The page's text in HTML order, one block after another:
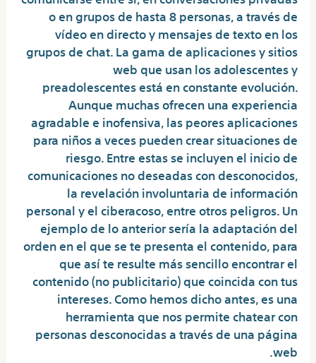
o en grupos de hasta 8 personas, a través de
vídeo en directo y mensajes de texto en los
grupos de chat. La gama de aplicaciones y sitios
web que usan los adolescentes y
preadolescentes está en constante evolución.
Aunque muchas ofrecen una experiencia
agradable e inofensiva, las peores aplicaciones
para niños a veces pueden crear situaciones de
riesgo. Entre estas se incluyen el inicio de
comunicaciones no deseadas con desconocidos,
la revelación involuntaria de información
personal y el ciberacoso, entre otros peligros. Un
ejemplo de lo anterior sería la adaptación del
orden en el que se te presenta el contenido, para
que así te resulte más sencillo encontrar el
contenido (no publicitario) que coincida con tus
intereses. Como hemos dicho antes, es una
herramienta que nos permite chatear con
personas desconocidas a través de una página
web.